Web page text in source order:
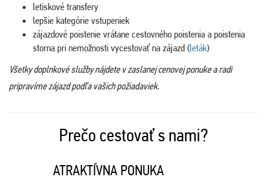
letiskové transfery
lepšie kategórie vstupeniek
zájazdové poistenie vrátane cestovného poistenia a poistenia
storna pri nemožnosti vycestovať na zájazd (leták)
Všetky doplnkové služby nájdete v zaslanej cenovej ponuke a radi
pripravíme zájazd podľa vašich požiadaviek.
Prečo cestovať s nami?
ATRAKTÍVNA PONUKA